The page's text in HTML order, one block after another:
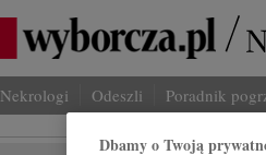
Nekrologi Odeszli Poradnik
Dbamy o Twoją